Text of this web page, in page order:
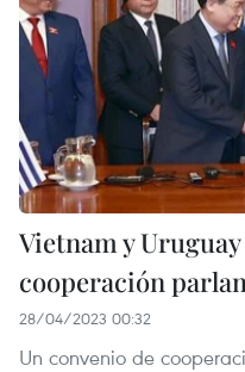
Vietnam y
cooperación
28/04/2023 00:32
Un convenio de